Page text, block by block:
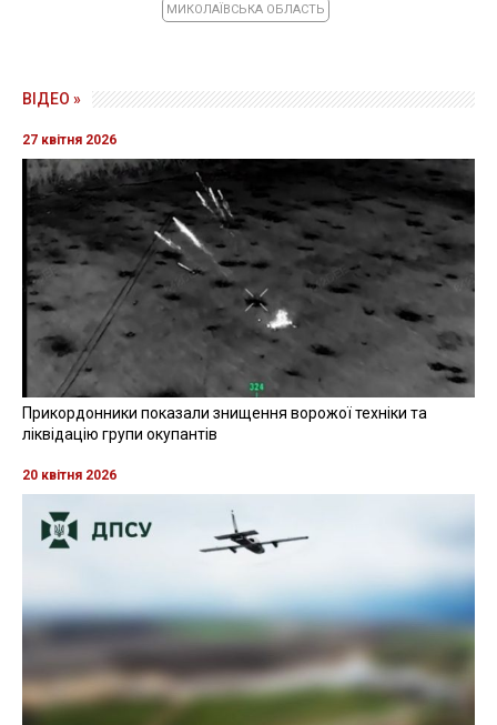
МИКОЛАЇВСЬКА ОБЛАСТЬ
ВІДЕО »
27 квітня 2026
Прикордонники показали знищення ворожої техніки та
ліквідацію групи окупантів
20 квітня 2026